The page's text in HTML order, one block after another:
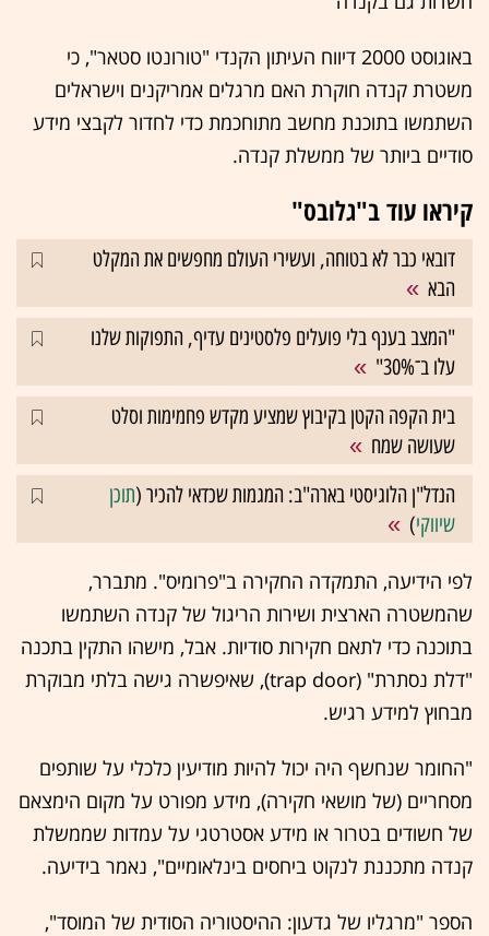
באוגוסט 2000 דיווח העיתון הקנדי "טורונטו סטאר", כי
משטרת קנדה חוקרת האם מרגלים אמריקנים וישראלים
השתמשו בתוכנת מחשב מתוחכמת כדי לחדור לקבצי מידע
סודיים ביותר של ממשלת קנדה.
קיראו עוד ב"גלובס"
דובאי כבר לא בטוחה, ועשירי העולם מחפשים את המקלט
הבא
"המצב בענף בלי פועלים פלסטינים עדיף, התפוקות שלנו
עלו ב־30%"
בית הקפה הקטן בקיבוץ שמציע מקדש פחמימות וסלט
שעושה שמח
הנדל"ן הלוגיסטי בארה"ב: המגמות שכדאי להכיר (תוכן
שיווקי)
לפי הידיעה, התמקדה החקירה ב"פרומיס". מתברר,
שהמשטרה הארצית ושירות הריגול של קנדה השתמשו
בתוכנה כדי לתאם חקירות סודיות. אבל, מישהו התקין בתכנה
"דלת נסתרת" (trap door), שאיפשרה גישה בלתי מבוקרת
מבחוץ למידע רגיש.
"החומר שנחשף היה יכול להיות מודיעין כלכלי על שותפים
מסחריים (של מושאי חקירה), מידע מפורט על מקום הימצאם
של חשודים בטרור או מידע אסטרטגי על עמדות שממשלת
קנדה מתכננת לנקוט ביחסים בינלאומיים", נאמר בידיעה.
הספר "מרגליו של גדעון: ההיסטוריה הסודית של המוסד",